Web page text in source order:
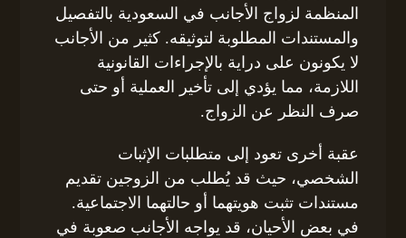
المنظمة لزواج الأجانب في السعودية بالتفصيل
والمستندات المطلوبة لتوثيقه. كثير من الأجانب
لا يكونون على دراية بالإجراءات القانونية
اللازمة، مما يؤدي إلى تأخير العملية أو حتى
صرف النظر عن الزواج.
عقبة أخرى تعود إلى متطلبات الإثبات
الشخصي، حيث قد يُطلب من الزوجين تقديم
مستندات تثبت هويتهما أو حالتهما الاجتماعية.
في بعض الأحيان، قد يواجه الأجانب صعوبة في